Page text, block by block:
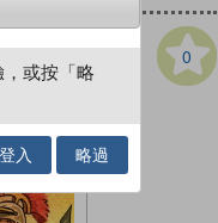
0
或按「略
登入 略過